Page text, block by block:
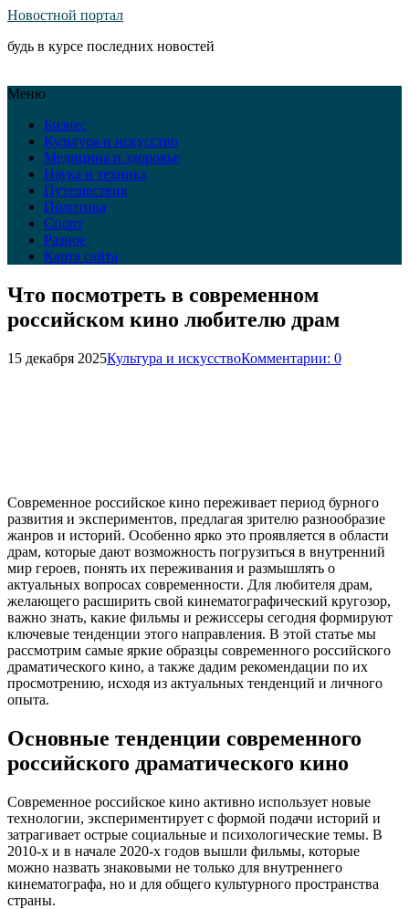
Новостной портал
будь в курсе последних новостей
Меню
Бизнес
Культура и искусство
Медицина и здоровье
Наука и техника
Путешествия
Политика
Спорт
Разное
Карта сайта
Что посмотреть в современном
российском кино любителю драм
15 декабря 2025Культура и искусствоКомментарии: 0
Современное российское кино переживает период бурного
развития и экспериментов, предлагая зрителю разнообразие
жанров и историй. Особенно ярко это проявляется в области
драм, которые дают возможность погрузиться в внутренний
мир героев, понять их переживания и размышлять о
актуальных вопросах современности. Для любителя драм,
желающего расширить свой кинематографический кругозор,
важно знать, какие фильмы и режиссеры сегодня формируют
ключевые тенденции этого направления. В этой статье мы
рассмотрим самые яркие образцы современного российского
драматического кино, а также дадим рекомендации по их
просмотрению, исходя из актуальных тенденций и личного
опыта.
Основные тенденции современного
российского драматического кино
Современное российское кино активно использует новые
технологии, экспериментирует с формой подачи историй и
затрагивает острые социальные и психологические темы. В
2010-х и в начале 2020-х годов вышли фильмы, которые
можно назвать знаковыми не только для внутреннего
кинематографа, но и для общего культурного пространства
страны.